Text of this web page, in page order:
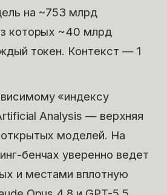
на ~753 млрд
которых ~40 млрд
токен. Контекст — 1
«индексу
Analysis — верхняя
моделей. На
бенчах уверенно ведет
и местами вплотную